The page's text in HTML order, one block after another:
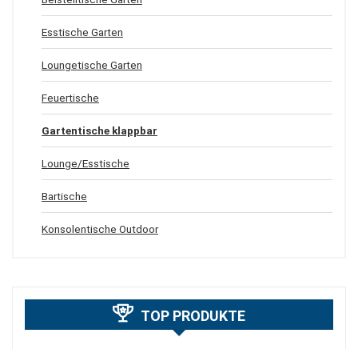
Esstische Garten
Loungetische Garten
Feuertische
Gartentische klappbar
Lounge/Esstische
Bartische
Konsolentische Outdoor
TOP PRODUKTE